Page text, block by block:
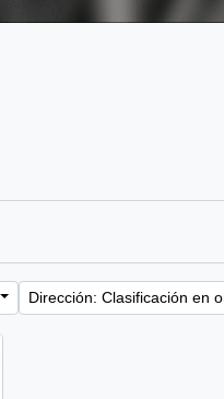
Dirección: Clasificación en